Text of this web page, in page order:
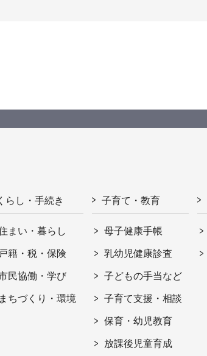
らし・手続き
まい・暮らし
戸籍・税・保険
民協働・学び
まちづくり・環境
子育て・教育
母子健康手帳
乳幼児健康診査
子どもの手当など
子育て支援・相談
保育・幼児教育
放課後児童育成